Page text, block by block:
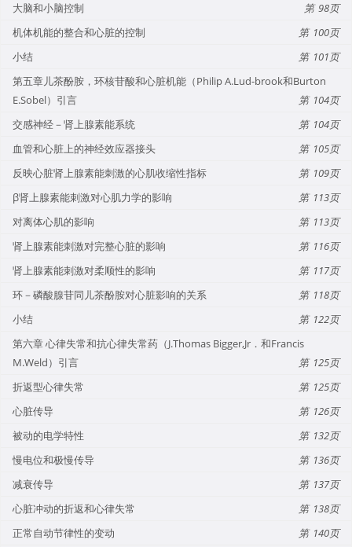
大脑和小脑控制
98
机体机能的整合和心脏的控制
100
小结
101
第五章儿茶酚胺，环核苷酸和心脏机能（Philip A.Lud-brook和Burton
E.Sobel）引言
104
交感神经－肾上腺素能系统
104
血管和心脏上的神经效应器接头
105
反映心脏肾上腺素能刺激的心肌收缩性指标
109
β肾上腺素能刺激对心肌力学的影响
113
对离体心肌的影响
113
肾上腺素能刺激对完整心脏的影响
116
肾上腺素能刺激对柔顺性的影响
117
环－磷酸腺苷同儿茶酚胺对心脏影响的关系
118
小结
122
第六章 心律失常和抗心律失常药（J.Thomas Bigger,Jr．和Francis
M.Weld）引言
125
折返型心律失常
125
心脏传导
126
被动的电学特性
132
慢电位和极慢传导
136
减衰传导
137
心脏冲动的折返和心律失常
138
正常自动节律性的变动
140